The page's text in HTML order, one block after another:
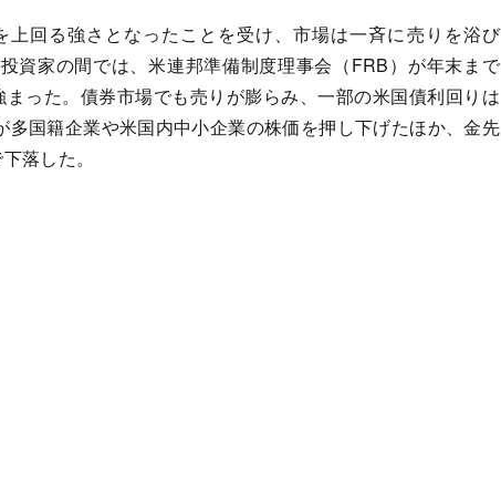
回る強さとなったことを受け、市場は一斉に売りを浴び
資家の間では、米連邦準備制度理事会（FRB）が年末まで
った。債券市場でも売りが膨らみ、一部の米国債利回りは
国籍企業や米国内中小企業の株価を押し下げたほか、金先
落した。